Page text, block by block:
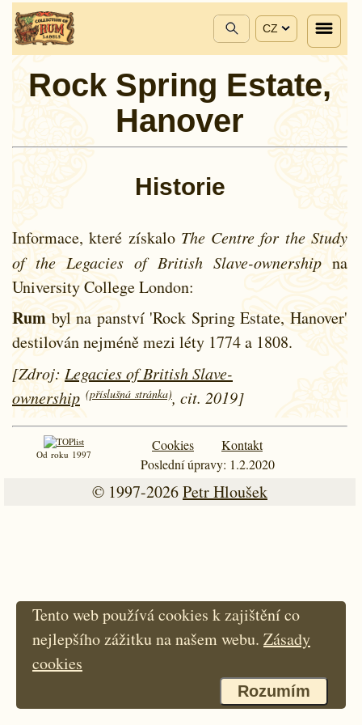
CZ
Rock Spring Estate,
Hanover
Historie
Informace, které získalo The Centre for the Study
of the Legacies of British Slave-ownership na
University College London:
Rum byl na panství 'Rock Spring Estate, Hanover'
destilován nejméně mezi léty 1774 a 1808.
[Zdroj: Legacies of British Slave-
ownership (příslušná stránka), cit. 2019]
Od roku 1997
Cookies
Kontakt
Poslední úpravy: 1.2.2020
© 1997-2026Petr Hloušek
Tento web používá cookies k zajištění co
nejlepšího zážitku na našem webu. Zásady
cookies
Rozumím